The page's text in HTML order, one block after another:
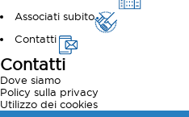
Associati subito
Contatti
Contatti
Dove siamo
Policy sulla privacy
Utilizzo dei cookies